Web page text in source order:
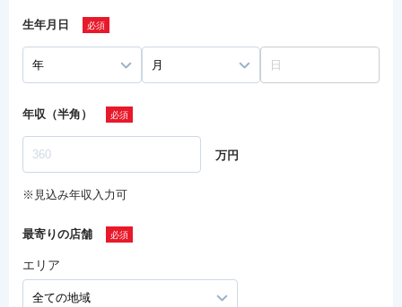
生年月日
年収（半角）
万円
※見込み年収入力可
最寄りの店舗
エリア